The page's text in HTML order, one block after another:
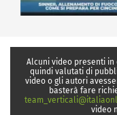
Alcuni video presenti
quindi valutati di
video o gli autori
basterà fare
video